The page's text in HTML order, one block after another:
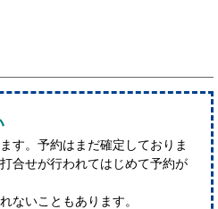
す。予約はまだ確定しておりま
合せが行われてはじめて予約が
ないこともあります。